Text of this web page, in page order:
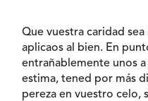
Que vuestra caridad
aplicaos al bien. En
entrañablemente unos
estima, tened por más
pereza en vuestro celo,